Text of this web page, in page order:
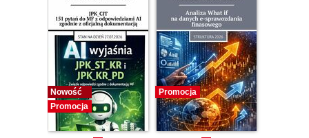
Nowość
Promocja
Promocja